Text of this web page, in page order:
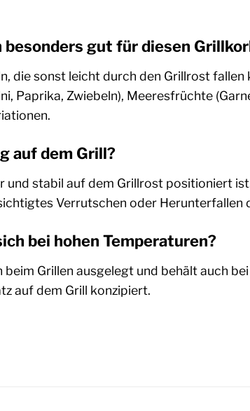
gut für diesen
die sonst leicht durch den Grillrost fallen
Paprika, Zwiebeln), Meeresfrüchte
auf dem Grill?
stabil auf dem Grillrost positioniert
Verrutschen oder Herunterfallen
bei hohen Temperaturen?
Grillen ausgelegt und behält auch
auf dem Grill konzipiert.